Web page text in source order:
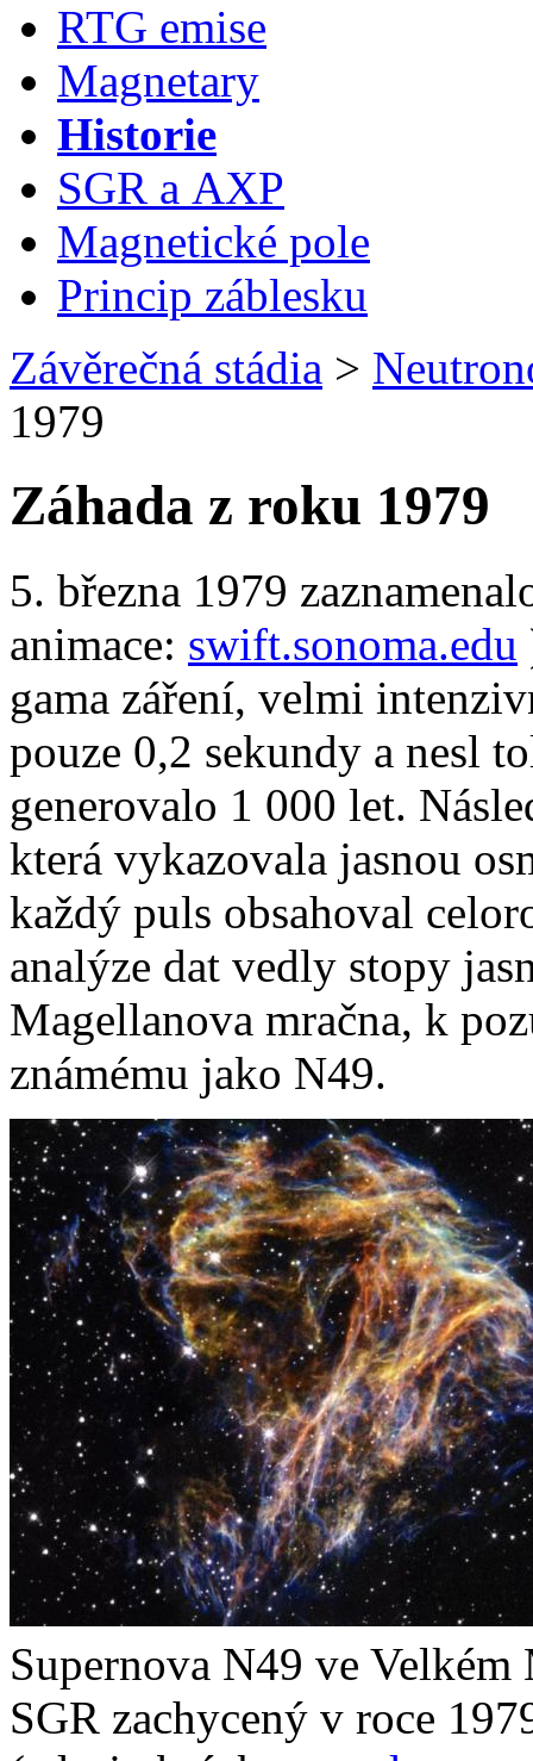
RTG emise
Magnetary
Historie
SGR a AXP
Magnetické pole
Princip záblesku
Závěrečná stádia >
1979
Záhada z roku 1979
5. března 1979
animace: swift.sonoma.edu
gama záření, velmi
pouze 0,2 sekundy a nesl
generovalo 1 000 let.
která vykazovala jasnou
každý puls obsahoval
analýze dat vedly stopy
Magellanova mračna, k
známému jako N49.
Supernova N49 ve
SGR zachycený v roce